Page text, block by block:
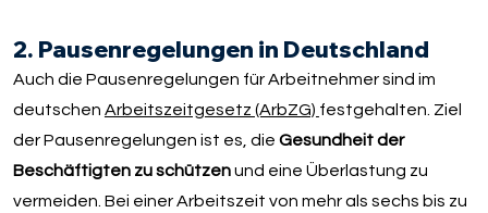
2. Pausenregelungen in Deutschland
Auch die Pausenregelungen für Arbeitnehmer sind im
deutschen Arbeitszeitgesetz (ArbZG) festgehalten. Ziel
der Pausenregelungen ist es, die Gesundheit der
Beschäftigten zu schützenund eine Überlastung zu
vermeiden. Bei einer Arbeitszeit von mehr als sechs bis zu